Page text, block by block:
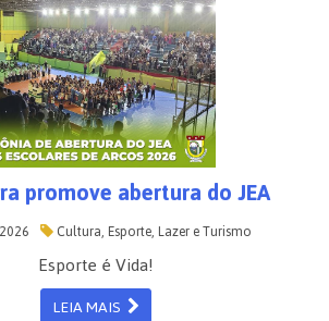
promove abertura do JEA
Cultura, Esporte, Lazer e Turismo
Esporte é Vida!
LEIA MAIS